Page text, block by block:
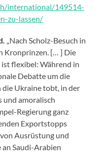
international/149514-
zu-lassen/
„Nach Scholz-Besuch in
Kronprinzen. [… ] Die
flexibel: Während in
Debatte um die
die Ukraine tobt, in der
und amoralisch
Regierung ganz
Exportstopps
Ausrüstung und
Saudi-Arabien